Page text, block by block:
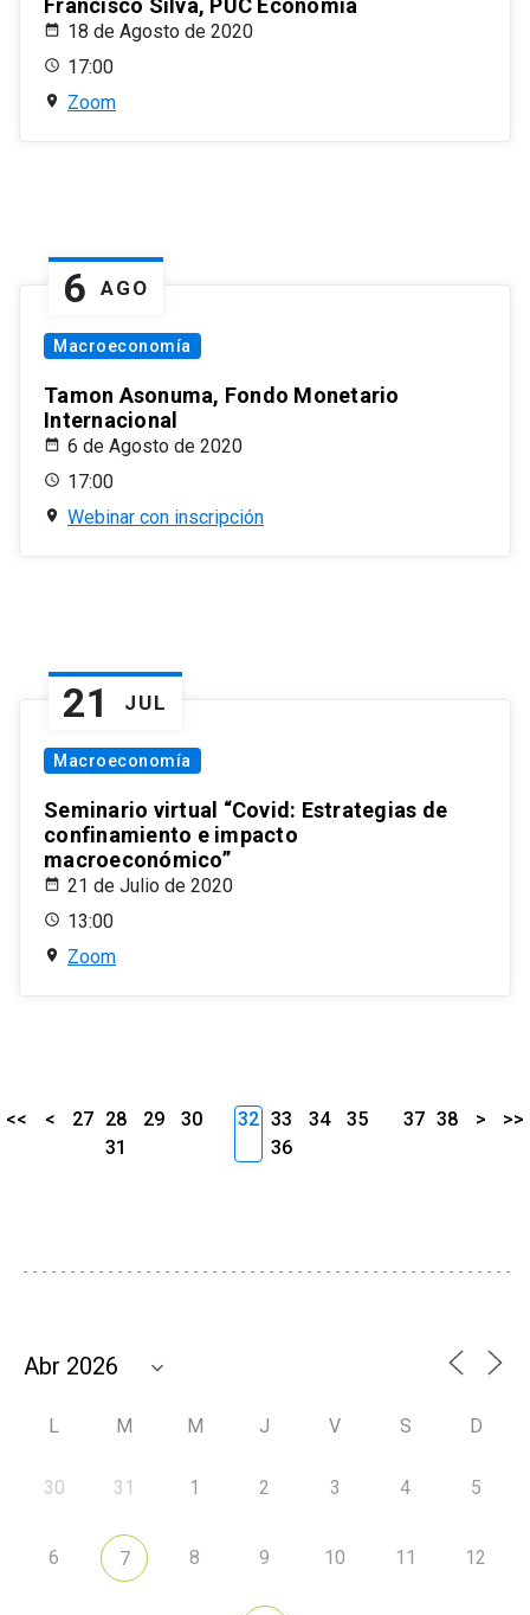
Francisco Silva, PUC Economía
18 de Agosto de 2020
17:00
Zoom
6 AGO
Macroeconomía
Tamon Asonuma, Fondo Monetario
Internacional
6 de Agosto de 2020
17:00
Webinar con inscripción
21 JUL
Macroeconomía
Seminario virtual “Covid: Estrategias de
confinamiento e impacto
macroeconómico”
21 de Julio de 2020
13:00
Zoom
<< < 27 28 29
30
31
32 33 34
35
36
37 38 > >>
L M M J V S D
30 31 1 2 3 4 5
6 7 8 9 10 11 12